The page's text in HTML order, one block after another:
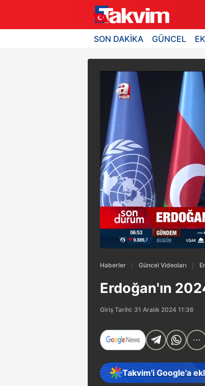
SON DAKİKA GÜNCEL
Haberler Güncel Videoları
Erdoğan'ın
Giriş Tarihi: 31 Aralık 2024 11:36
Takvim'i Google'a